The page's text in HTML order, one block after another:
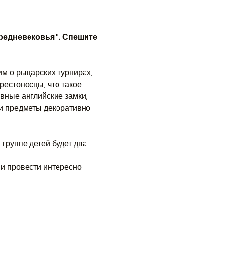
Спешите
о рыцарских турнирах,
что такое
английские замки,
предметы декоративно-
группе детей будет два
провести интересно